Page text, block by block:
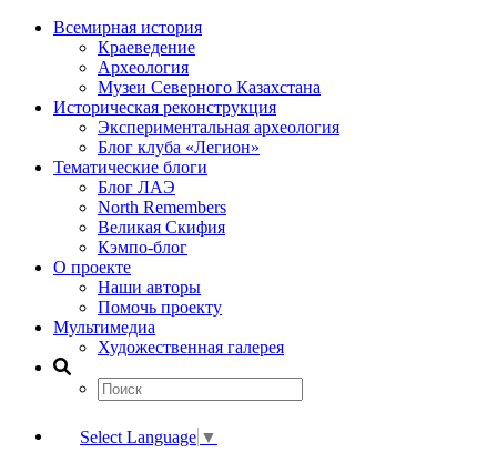
Всемирная история
Краеведение
Археология
Музеи Северного Казахстана
Историческая реконструкция
Экспериментальная археология
Блог клуба «Легион»
Тематические блоги
Блог ЛАЭ
North Remembers
Великая Скифия
Кэмпо-блог
О проекте
Наши авторы
Помочь проекту
Мультимедиа
Художественная галерея
Select Language ▼